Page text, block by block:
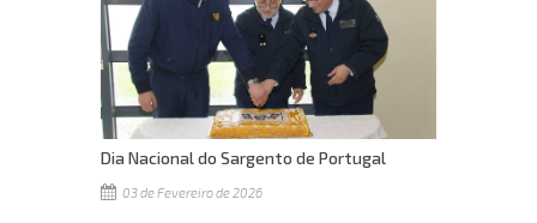
Dia Nacional do Sargento de Portugal
03 de Fevereiro de 2026